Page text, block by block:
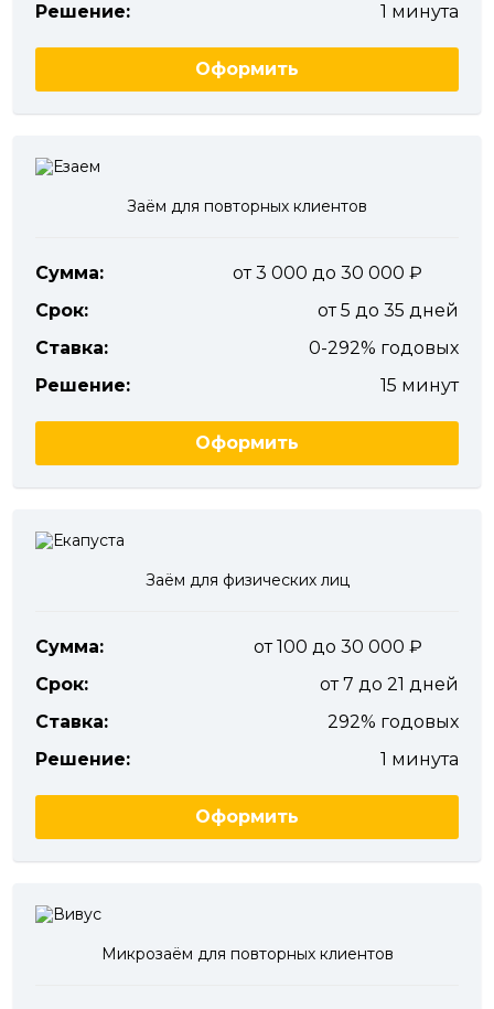
Решение:
1 минута
Оформить
Заём для повторных клиентов
Сумма:
от 3 000 до 30 000
Срок:
от 5 до 35 дней
Ставка:
0-292% годовых
Решение:
15 минут
Оформить
Заём для физических лиц
Сумма:
от 100 до 30 000
Срок:
от 7 до 21 дней
Ставка:
292% годовых
Решение:
1 минута
Оформить
Микрозаём для повторных клиентов